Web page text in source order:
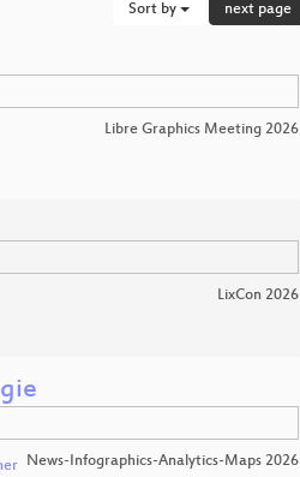
Sort by next page
Libre Graphics Meeting 2026
LixCon 2026
News-Infographics-Analytics-Maps 2026